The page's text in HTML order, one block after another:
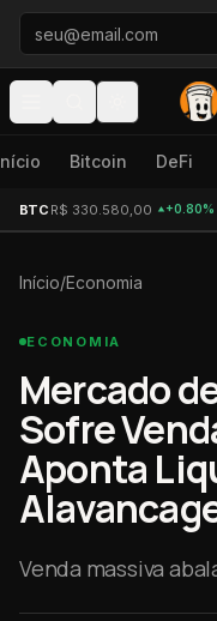
Pular para o conteúdo
Bitcoin DeFi
BTC R$ 330.580,00 +0.80%
Início/Economia
ECONOMIA
Mercado
Sofre
Aponta
Venda massiva